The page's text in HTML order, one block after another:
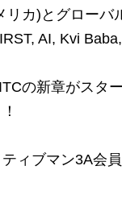
カ)とグローバ
AI, Kvi
の新章がスタ
ィブマン3A会